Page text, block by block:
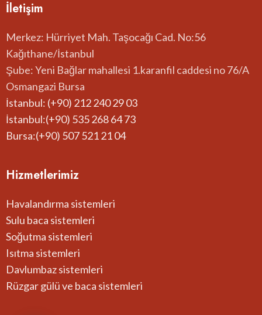
İletişim
Merkez: Hürriyet Mah. Taşocağı Cad. No:56
Kağıthane/İstanbul
Şube: Yeni Bağlar mahallesi 1.karanfil caddesi no 76/A
Osmangazi Bursa
İstanbul: (+90) 212 240 29 03
İstanbul:(+90) 535 268 64 73
Bursa:(+90) 507 521 21 04
Hizmetlerimiz
Havalandırma sistemleri
Sulu baca sistemleri
Soğutma sistemleri
Isıtma sistemleri
Davlumbaz sistemleri
Rüzgar gülü ve baca sistemleri